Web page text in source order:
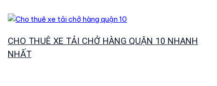
CHO THUÊ XE TẢI CHỞ HÀNG QUẬN 10 NHANH
NHẤT